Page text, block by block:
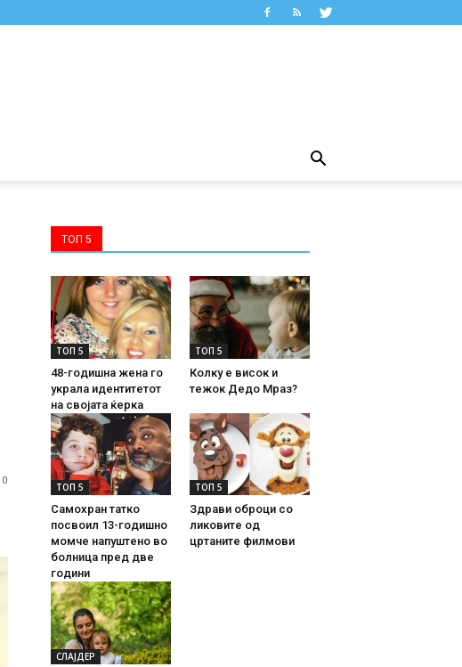
0
ТОП 5
ТОП 5
48-годишна жена го
украла идентитетот
на својата ќерка
ТОП 5
Колку е висок и
тежок Дедо Мраз?
ТОП 5
Самохран татко
посвоил 13-годишно
момче напуштено во
болница пред две
години
ТОП 5
Здрави оброци со
ликовите од
цртаните филмови
СЛАЈДЕР